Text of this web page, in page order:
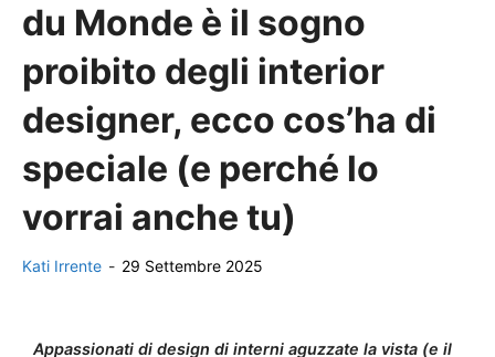
du Monde è il sogno
proibito degli interior
designer, ecco cos’ha di
speciale (e perché lo
vorrai anche tu)
Kati Irrente - 29 Settembre 2025
Appassionati di design di interni aguzzate la vista (e il